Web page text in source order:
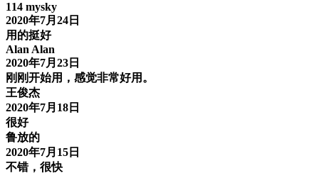
114 mysky
2020年7月24日
用的挺好
Alan Alan
2020年7月23日
刚刚开始用，感觉非常好用。
王俊杰
2020年7月18日
很好
鲁放的
2020年7月15日
不错，很快